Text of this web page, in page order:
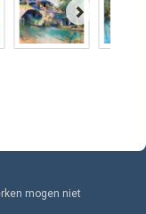
mogen niet